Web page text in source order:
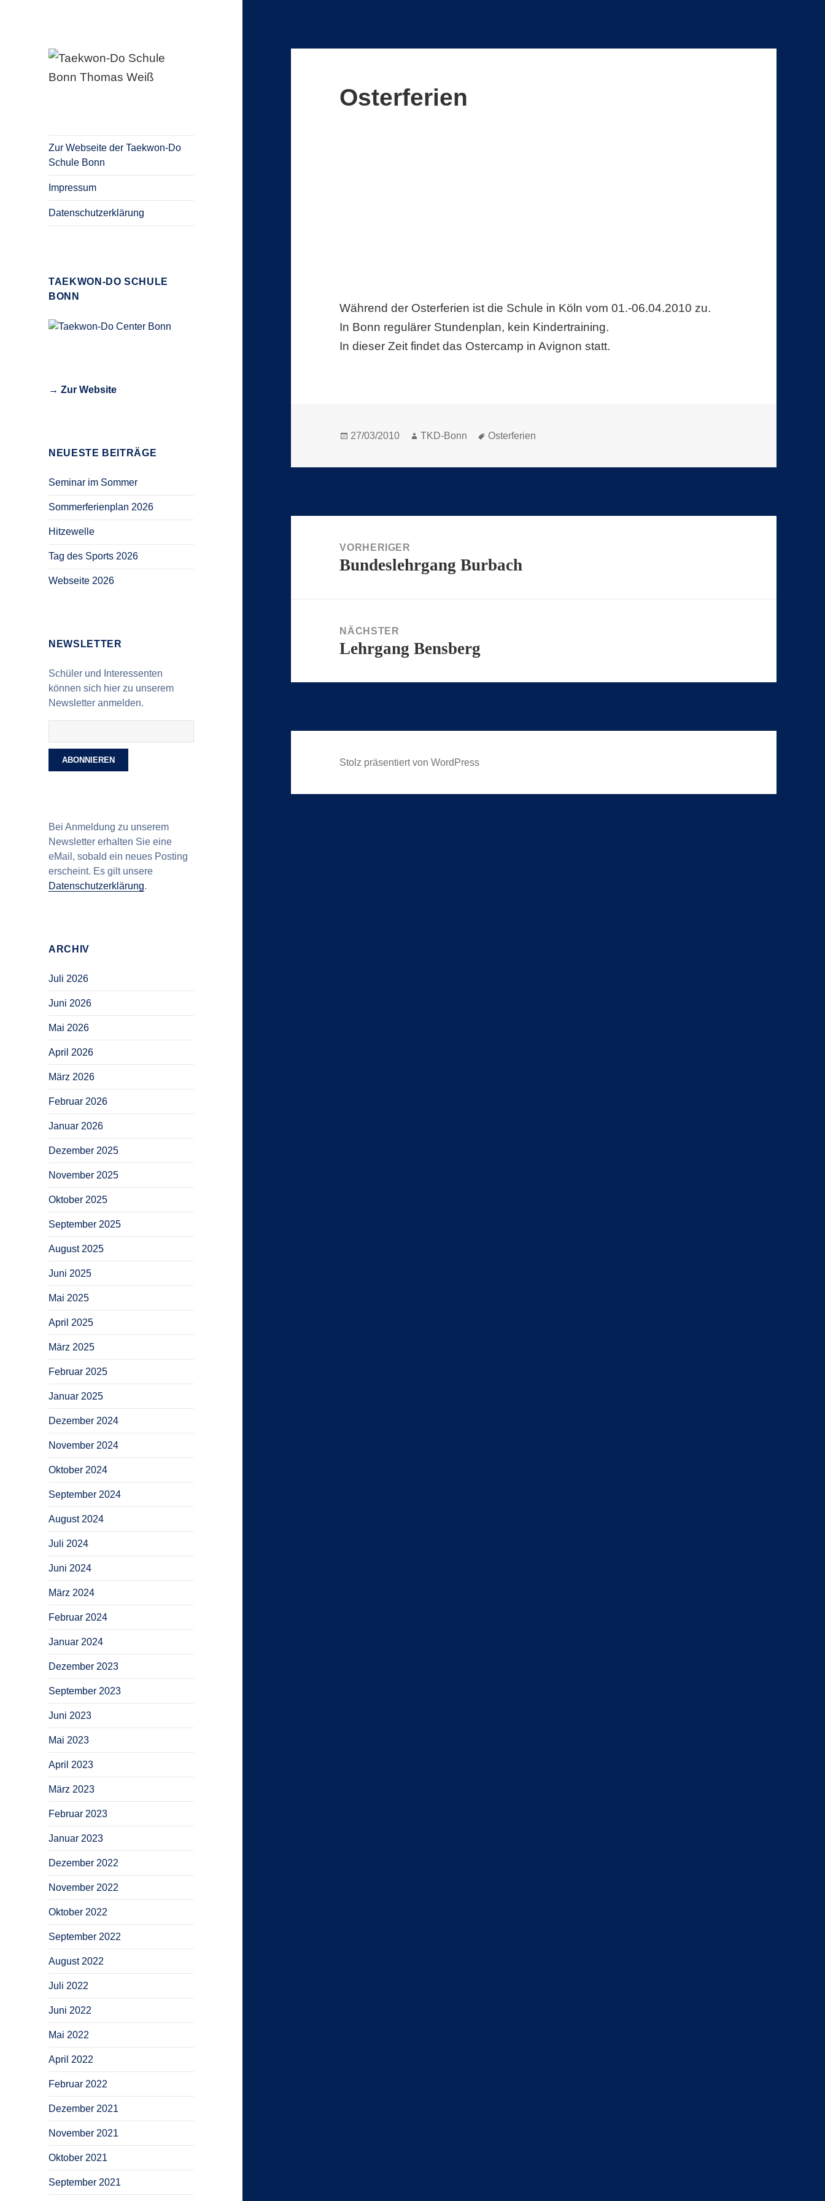
Thomas Weiß
Zur Webseite der Taekwon-Do
Schule Bonn
Impressum
Datenschutzerklärung
TAEKWON-DO SCHULE
BONN
→ Zur Website
NEUESTE BEITRÄGE
Seminar im Sommer
Sommerferienplan 2026
Hitzewelle
Tag des Sports 2026
Webseite 2026
NEWSLETTER
Schüler und Interessenten
können sich hier zu unserem
Newsletter anmelden.
Bei Anmeldung zu unserem
Newsletter erhalten Sie eine
eMail, sobald ein neues Posting
erscheint. Es gilt unsere
Datenschutzerklärung.
ARCHIV
Juli 2026
Juni 2026
Mai 2026
April 2026
März 2026
Februar 2026
Januar 2026
Dezember 2025
November 2025
Oktober 2025
September 2025
August 2025
Juni 2025
Mai 2025
April 2025
März 2025
Februar 2025
Januar 2025
Dezember 2024
November 2024
Oktober 2024
September 2024
August 2024
Juli 2024
Juni 2024
März 2024
Februar 2024
Januar 2024
Dezember 2023
September 2023
Juni 2023
Mai 2023
April 2023
März 2023
Februar 2023
Januar 2023
Dezember 2022
November 2022
Oktober 2022
September 2022
August 2022
Juli 2022
Juni 2022
Mai 2022
April 2022
Februar 2022
Dezember 2021
November 2021
Oktober 2021
September 2021
Osterferien
Während der Osterferien ist die Schule in Köln vom 01.-06.04.2010 zu.
In Bonn regulärer Stundenplan, kein Kindertraining.
In dieser Zeit findet das Ostercamp in Avignon statt.
Veröffentlicht
27/03/2010 Autor
TKD-Bonn Schlagwörter
Osterferien
VORHERIGER
Vorheriger
Bundeslehrgang Burbach
NÄCHSTER
Nächster
Lehrgang Bensberg
Stolz präsentiert von WordPress